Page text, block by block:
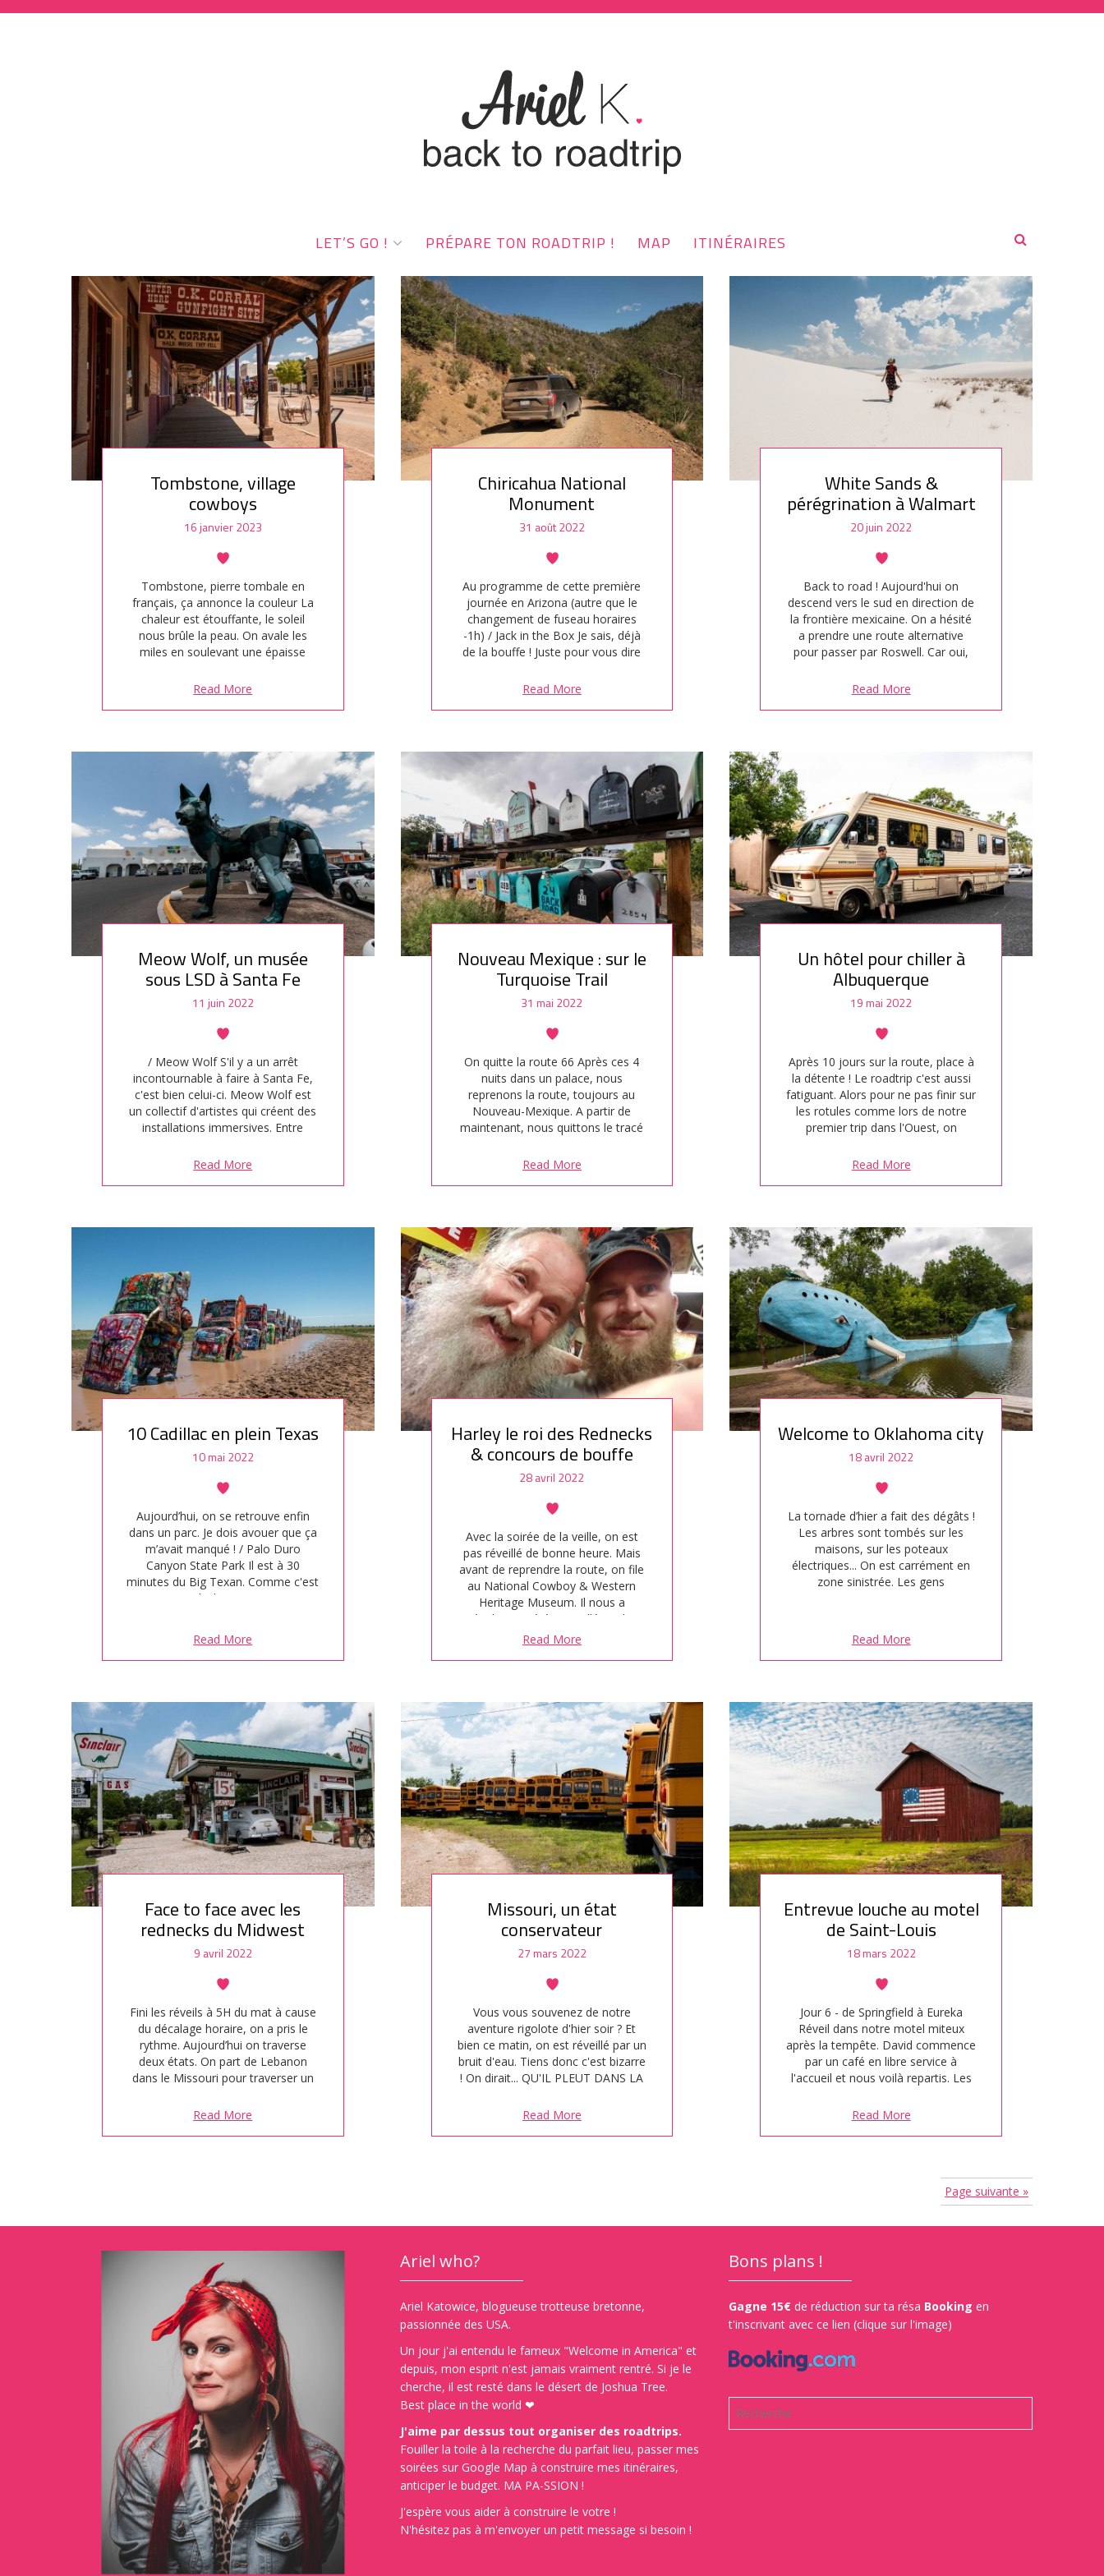
LET’S GO ! PRÉPARE TON ROADTRIP ! MAP ITINÉRAIRES
Tombstone, village
cowboys
16 janvier 2023
Tombstone, pierre tombale en
français, ça annonce la couleur La
chaleur est étouffante, le soleil
nous brûle la peau. On avale les
miles en soulevant une épaisse
autant qu'elle nous émerveille.
l'extraction d'argent. A l'époque la
vie est rude au milieu du…
Read More
Chiricahua National
Monument
31 août 2022
Au programme de cette première
journée en Arizona (autre que le
changement de fuseau horaires
-1h) / Jack in the Box Je sais, déjà
de la bouffe ! Juste pour vous dire
Bacon & Swiss. Il est gras à souhait
Read More
White Sands &
pérégrination à Walmart
20 juin 2022
Back to road ! Aujourd'hui on
descend vers le sud en direction de
la frontière mexicaine. On a hésité
a prendre une route alternative
pour passer par Roswell. Car oui,
pas à côté de la zone 51. Mais
Read More
Meow Wolf, un musée
sous LSD à Santa Fe
11 juin 2022
/ Meow Wolf S'il y a un arrêt
incontournable à faire à Santa Fe,
c'est bien celui-ci. Meow Wolf est
un collectif d'artistes qui créent des
installations immersives. Entre
exposition sous LSD, c'est un lieu
Imaginé en 2008, ce collectif…
Read More
Nouveau Mexique : sur le
Turquoise Trail
31 mai 2022
On quitte la route 66 Après ces 4
nuits dans un palace, nous
reprenons la route, toujours au
Nouveau-Mexique. A partir de
maintenant, nous quittons le tracé
partie du trip, le long de la frontière
Read More
Un hôtel pour chiller à
Albuquerque
19 mai 2022
Après 10 jours sur la route, place à
la détente ! Le roadtrip c'est aussi
fatiguant. Alors pour ne pas finir sur
les rotules comme lors de notre
premier trip dans l'Ouest, on
nos valises dans un hôtel 4 étoiles à
Read More
10 Cadillac en plein Texas
10 mai 2022
Aujourd’hui, on se retrouve enfin
dans un parc. Je dois avouer que ça
m’avait manqué ! / Palo Duro
Canyon State Park Il est à 30
minutes du Big Texan. Comme c'est
un State Park, il n'est pas compris
> le prix est de 7$/personne. Gratuit
pour les enfants de moins de 12
ans.…
Read More
Harley le roi des Rednecks
& concours de bouffe
28 avril 2022
Avec la soirée de la veille, on est
pas réveillé de bonne heure. Mais
avant de reprendre la route, on file
au National Cowboy & Western
Heritage Museum. Il nous a
également été conseillé par le
couple rencontré à Arcadia, et
Read More
Welcome to Oklahoma city
18 avril 2022
La tornade d’hier a fait des dégâts !
Les arbres sont tombés sur les
maisons, sur les poteaux
électriques... On est carrément en
zone sinistrée. Les gens
trainent des remorques pleines de
branches, des personnes sont sur
les toits pour débiter les troncs.
Read More
Face to face avec les
rednecks du Midwest
9 avril 2022
Fini les réveils à 5H du mat à cause
du décalage horaire, on a pris le
rythme. Aujourd’hui on traverse
deux états. On part de Lebanon
dans le Missouri pour traverser un
en Oklahoma. Sur la route, on
Read More
Missouri, un état
conservateur
27 mars 2022
Vous vous souvenez de notre
aventure rigolote d'hier soir ? Et
bien ce matin, on est réveillé par un
bruit d'eau. Tiens donc c'est bizarre
! On dirait... QU'IL PLEUT DANS LA
dans la salle de bain et en effet, de
Read More
Entrevue louche au motel
de Saint-Louis
18 mars 2022
Jour 6 - de Springfield à Eureka
Réveil dans notre motel miteux
après la tempête. David commence
par un café en libre service à
l'accueil et nous voilà repartis. Les
bête à dire mais quand on a
Read More
Page suivante »
Ariel who?
Ariel Katowice, blogueuse trotteuse bretonne,
passionnée des USA.
Un jour j'ai entendu le fameux "Welcome in America" et
depuis, mon esprit n'est jamais vraiment rentré. Si je le
cherche, il est resté dans le désert de Joshua Tree.
Best place in the world ❤
J'aime par dessus tout organiser des roadtrips.
Fouiller la toile à la recherche du parfait lieu, passer mes
soirées sur Google Map à construire mes itinéraires,
anticiper le budget. MA PA-SSION !
J'espère vous aider à construire le votre !
N'hésitez pas à m'envoyer un petit message si besoin !
Bons plans !
Gagne 15€ de réduction sur ta résa Booking en
t'inscrivant avec ce lien (clique sur l'image)